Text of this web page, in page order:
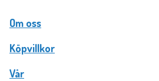
Om oss
Köpvillkor
Vår